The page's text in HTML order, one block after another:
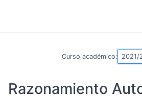
Curso académico:
Razonamiento